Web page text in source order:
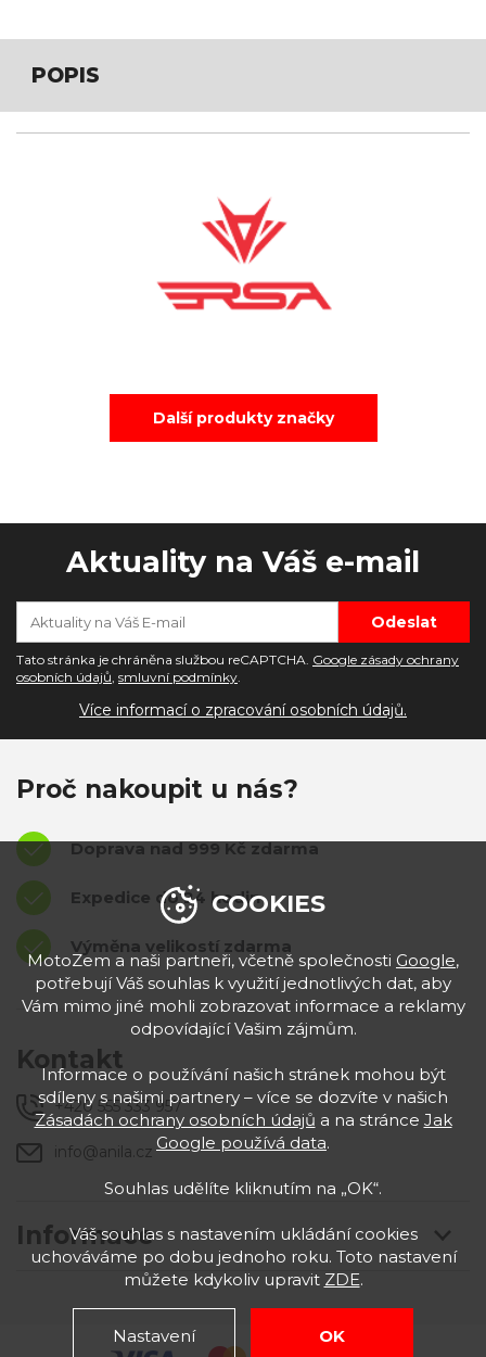
POPIS
Další produkty značky
Aktuality na Váš e-mail
Tato stránka je chráněna službou reCAPTCHA. Google zásady ochrany
osobních údajů, smluvní podmínky.
Více informací o zpracování osobních údajů.
Proč nakoupit u nás?
Doprava nad 999 Kč zdarma
Expedice do 24 hodin
Výměna velikostí zdarma
Informace
Kontakt
+420 555 333 957
info@anila.cz
COOKIES
MotoZem a naši partneři, včetně společnosti Google,
potřebují Váš souhlas k využití jednotlivých dat, aby
Vám mimo jiné mohli zobrazovat informace a reklamy
odpovídající Vašim zájmům.
Informace o používání našich stránek mohou být
sdíleny s našimi partnery – více se dozvíte v našich
Zásadách ochrany osobních údajů a na stránce Jak
Google používá data.
Souhlas udělíte kliknutím na „OK“.
Váš souhlas s nastavením ukládání cookies
uchováváme po dobu jednoho roku. Toto nastavení
můžete kdykoliv upravit ZDE.
Nastavení OK